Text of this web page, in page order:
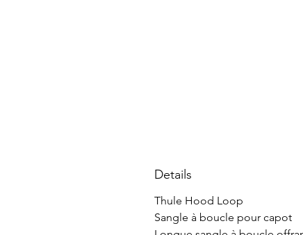
Details
Thule Hood Loop
Sangle à boucle pour capot